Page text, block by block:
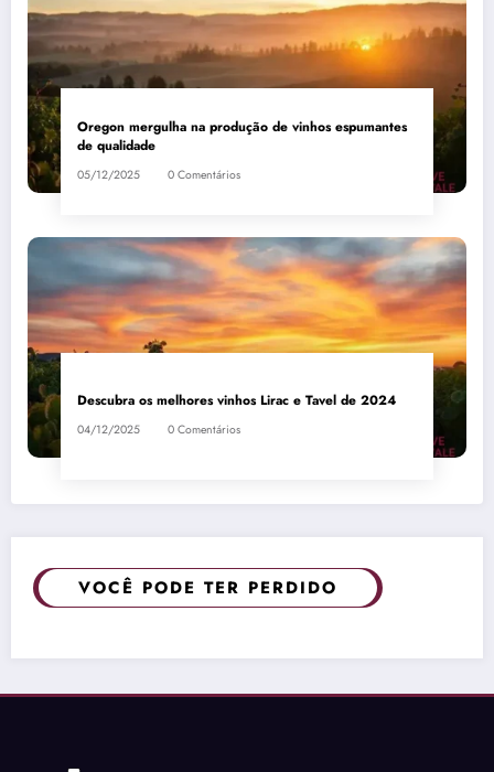
Oregon mergulha na produção de vinhos espumantes
de qualidade
05/12/2025 0 Comentários
Descubra os melhores vinhos Lirac e Tavel de 2024
04/12/2025 0 Comentários
VOCÊ PODE TER PERDIDO